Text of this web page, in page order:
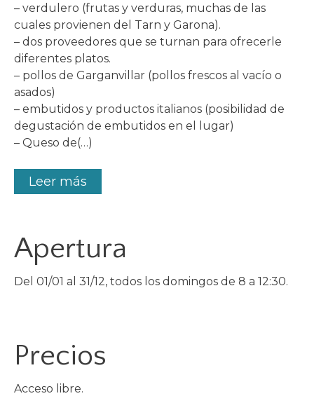
– verdulero (frutas y verduras, muchas de las
cuales provienen del Tarn y Garona).
– dos proveedores que se turnan para ofrecerle
diferentes platos.
– pollos de Garganvillar (pollos frescos al vacío o
asados)
– embutidos y productos italianos (posibilidad de
degustación de embutidos en el lugar)
– Queso de(…)
Leer más
Apertura
Del 01/01 al 31/12, todos los domingos de 8 a 12:30.
Precios
Acceso libre.